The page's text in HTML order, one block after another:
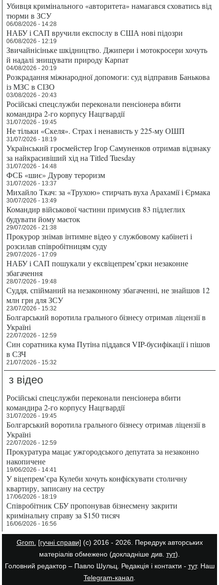
Убивця кримінального «авторитета» намагався сховатись від
тюрми в ЗСУ
06/08/2026 - 14:28
НАБУ і САП вручили експослу в США нові підозри
06/08/2026 - 12:19
Звичайнісіньке шкідництво. Джипери і мотокросери хочуть
й надалі знищувати природу Карпат
04/08/2026 - 20:19
Розкрадання міжнародної допомоги: суд відправив Банькова
із МЗС в СІЗО
03/08/2026 - 20:43
Російські спецслужби переконали пенсіонера вбити
командира 2-го корпусу Нацгвардії
31/07/2026 - 19:45
Не тільки «Скеля». Страх і ненависть у 225-му ОШП
31/07/2026 - 18:19
Український гросмейстер Ігор Самуненков отримав відзнаку
за найкрасивіший хід на Titled Tuesday
31/07/2026 - 14:48
ФСБ «шиє» Дурову тероризм
31/07/2026 - 13:37
Михайло Ткач: за «Трухою» стирчать вуха Арахамії і Єрмака
30/07/2026 - 13:49
Командир військової частини примусив 83 підлеглих
будувати йому маєток
29/07/2026 - 21:38
Прокурор знімав інтимне відео у службовому кабінеті і
розсилав співробітницям суду
29/07/2026 - 17:09
НАБУ і САП пошукали у ексвіцепрем’єрки незаконне
збагачення
28/07/2026 - 19:48
Суддя, спійманий на незаконному збагаченні, не знайшов 12
млн грн для ЗСУ
23/07/2026 - 15:32
Болгарський воротила грального бізнесу отримав ліцензії в
Україні
22/07/2026 - 12:59
Син соратника кума Путіна піддався VIP-бусифікації і пішов
в СЗЧ
21/07/2026 - 15:32
з відео
Російські спецслужби переконали пенсіонера вбити
командира 2-го корпусу Нацгвардії
31/07/2026 - 19:45
Болгарський воротила грального бізнесу отримав ліцензії в
Україні
22/07/2026 - 12:59
Прокуратура мацає ужгородського депутата за незаконно
накопичене
19/06/2026 - 14:41
У віцепрем’єра Кулеби хочуть конфіскувати столичну
квартиру, записану на сестру
17/06/2026 - 18:19
Співробітник СБУ пропонував бізнесмену закрити
кримінальну справу за $150 тисяч
16/06/2026 - 16:56
Grom. [гучні справи] (с) 2016 - 2026. Передрук авторських
матеріалів обмежено (докладніше див. тут).
Головний редактор – Павло Шульц. Редакція і контакти - тут. Наш
Telegram-канал